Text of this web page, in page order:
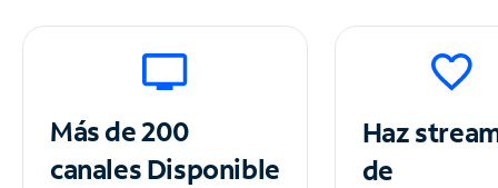
Más de 200
canalesDisponible
Haz
de